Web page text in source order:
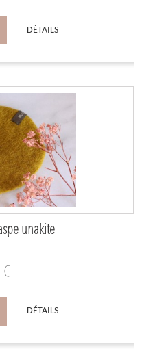
DÉTAILS
unakite
€
DÉTAILS